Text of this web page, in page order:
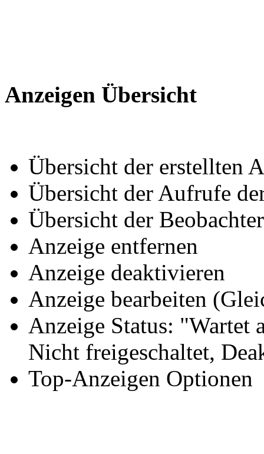
Anzeigen Übersicht
Übersicht der erstellten
Übersicht der Aufrufe
Übersicht der
Anzeige entfernen
Anzeige deaktivieren
Anzeige bearbeiten
Anzeige Status: "Wartet
Nicht freigeschaltet,
Top-Anzeigen Optionen